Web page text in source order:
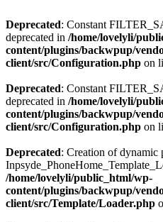
Deprecated: Constant
deprecated in /home/lovelyli/
content/plugins/backwpup/
client/src/Configuration.php on
Deprecated: Constant
deprecated in /home/lovelyli/
content/plugins/backwpup/
client/src/Configuration.php on
Deprecated: Creation of dynamic
/home/lovelyli/public_html/wp-
content/plugins/backwpup/
client/src/Template/Loader.php